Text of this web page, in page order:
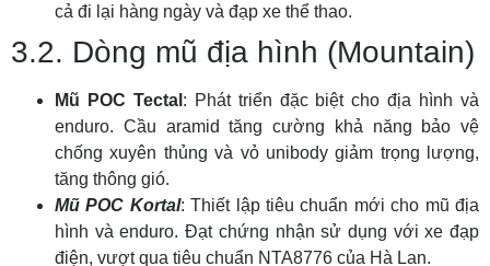
cả đi lại hàng ngày và đạp xe thể thao.
3.2. Dòng mũ địa hình (Mountain)
Mũ POC Tectal : Phát triển đặc biệt cho địa hình và
enduro. Cầu aramid tăng cường khả năng bảo vệ
chống xuyên thủng và vỏ unibody giảm trọng lượng,
tăng thông gió.
Mũ POC Kortal: Thiết lập tiêu chuẩn mới cho mũ địa
hình và enduro. Đạt chứng nhận sử dụng với xe đạp
điện, vượt qua tiêu chuẩn NTA8776 của Hà Lan.